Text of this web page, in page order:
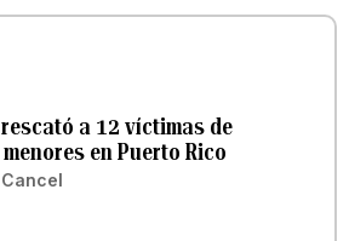
a 12 víctimas de
en Puerto Rico